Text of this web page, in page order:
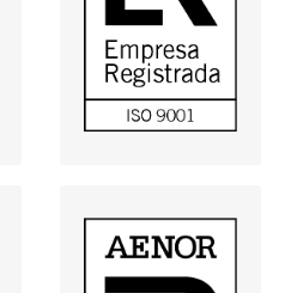
Obras
(descargar)